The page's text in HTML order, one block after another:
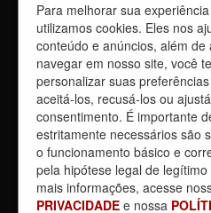
5 de agosto de 2026
Dia 4/8, É DIA DE LUTA
PARTICIPE!
3 de agosto de 2026
Reunião com Manutenção
com a chefia da área
31 de julho de 2026
Sobre a REUNIÃO entre o
30 de julho de 2026
Para melhorar sua
utilizamos cookies. Eles nos
conteúdo e anúncios, além
navegar em nosso site, você
personalizar suas
aceitá-los, recusá-los ou
consentimento. É importante
estritamente necessários são
o funcionamento básico e
pela hipótese legal de
mais informações, acesse
PRIVACIDADE e nossa